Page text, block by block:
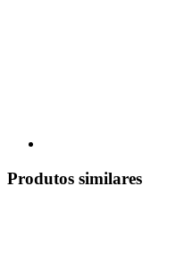
Produtos similares